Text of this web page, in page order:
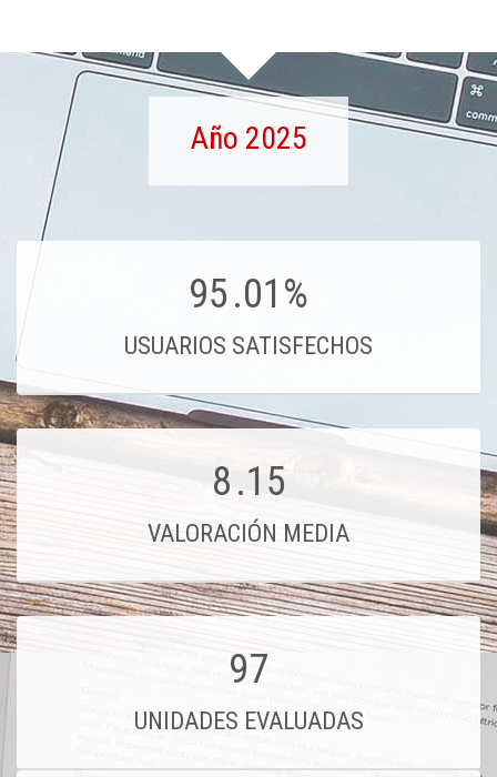
Año 2025
95.01%
USUARIOS SATISFECHOS
8.15
VALORACIÓN MEDIA
97
UNIDADES EVALUADAS